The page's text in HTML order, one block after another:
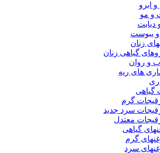
ابرو
و مو
دیابت
یبوست
زنان
گیاهی زنان
و روان
های ریه
گیاهی
گرم
سرد جدید
معتدل
گیاهی
گرم
سرد